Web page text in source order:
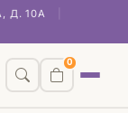
Д. 10А
0